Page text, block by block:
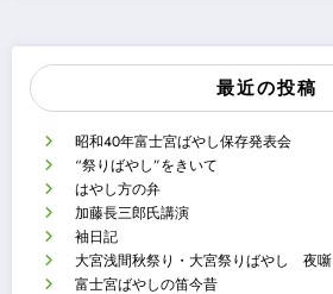
最近の投稿
昭和40年富士宮ばやし保存発表会
“祭りばやし”をきいて
はやし方の弁
加藤長三郎氏講演
袖日記
大宮浅間秋祭り・大宮祭りばやし 夜噺
富士宮ばやしの笛今昔